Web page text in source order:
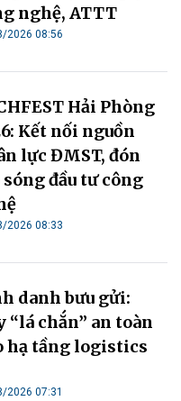
nghệ, ATTT
2026 08:56
Hải Phòng
Kết nối nguồn
lực ĐMST, đón
đầu tư công
2026 08:33
danh bưu gửi:
“lá chắn” an toàn
hạ tầng logistics
2026 07:31